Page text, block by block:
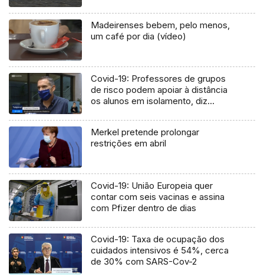
Madeirenses bebem, pelo menos,
um café por dia (vídeo)
Covid-19: Professores de grupos
de risco podem apoiar à distância
os alunos em isolamento, diz
Merkel pretende prolongar
restrições em abril
Covid-19: União Europeia quer
contar com seis vacinas e assina
com Pfizer dentro de dias
Covid-19: Taxa de ocupação dos
cuidados intensivos é 54%, cerca
de 30% com SARS-Cov-2